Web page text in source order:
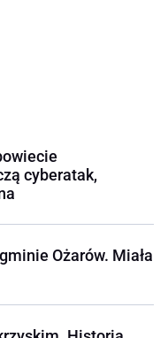
cyberatak,
Ożarów. Miała